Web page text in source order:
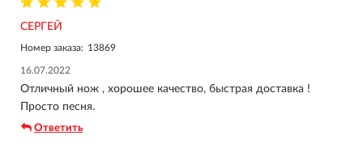
СЕРГЕЙ
Номер заказа: 13869
16.07.2022
Отличный нож , хорошее качество, быстрая доставка !
Просто песня.
Ответить